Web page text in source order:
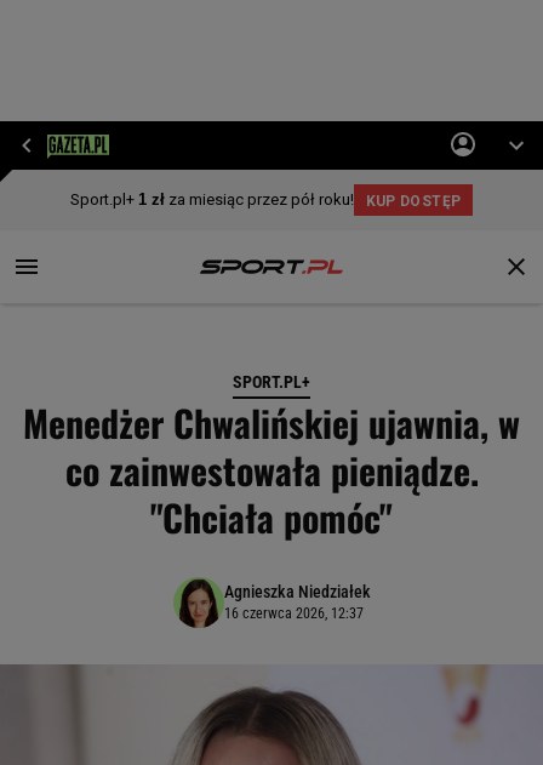
SPORT.PL+
Menedżer Chwalińskiej ujawnia, w
co zainwestowała pieniądze.
"Chciała pomóc"
Agnieszka Niedziałek
16 czerwca 2026, 12:37